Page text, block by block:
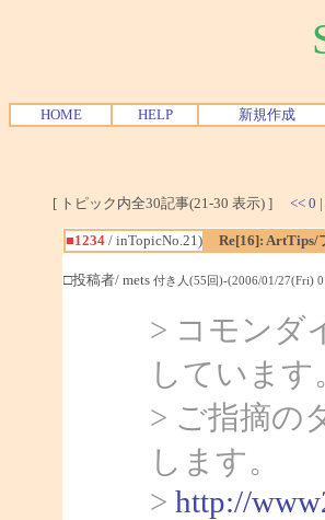
HOME HELP 新規作成
[ トピック内全30記事(21-30 表示) ] << 0 |
■1234/ inTopicNo.21) Re[16]: ArtTips/
□投稿者/ mets 付き人(55回)-(2006/01/27(Fri)
> コモンダ
しています
> ご指摘の
します。
> http://